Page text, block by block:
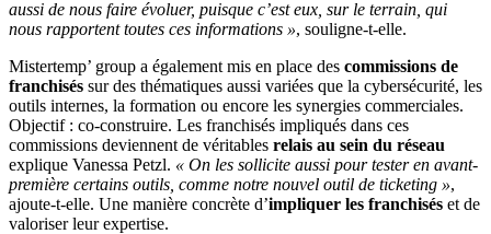
aussi de nous faire évoluer, puisque c’est eux, sur le terrain, qui
nous rapportent toutes ces informations », souligne-t-elle.
Mistertemp’ group a également mis en place des commissions de
franchisés sur des thématiques aussi variées que la cybersécurité, les
outils internes, la formation ou encore les synergies commerciales.
Objectif : co-construire. Les franchisés impliqués dans ces
commissions deviennent de véritables relais au sein du réseau
explique Vanessa Petzl. « On les sollicite aussi pour tester en avant-
première certains outils, comme notre nouvel outil de ticketing »,
ajoute-t-elle. Une manière concrète d’impliquer les franchisés et de
valoriser leur expertise.